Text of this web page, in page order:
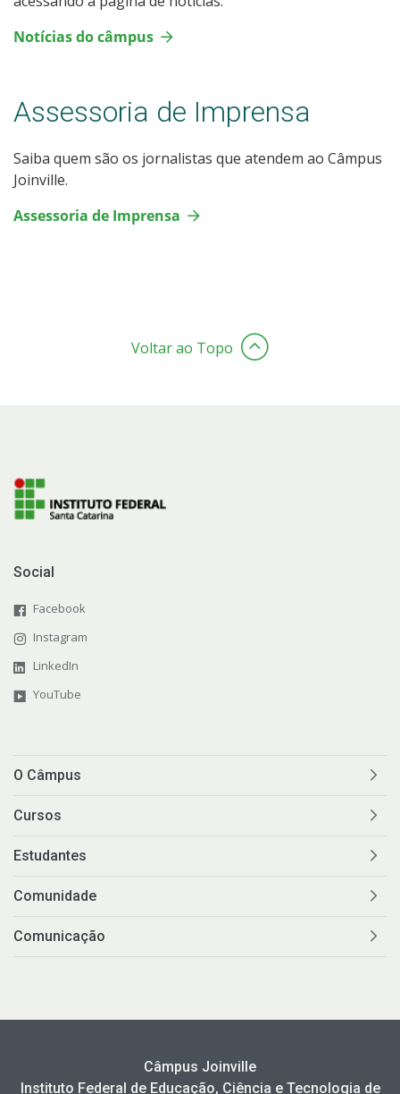
Notícias do câmpus
Assessoria de Imprensa
Saiba quem são os jornalistas que atendem ao Câmpus
Joinville.
Assessoria de Imprensa
Voltar ao Topo
Social
Facebook
Instagram
LinkedIn
YouTube
O Câmpus
Cursos
Estudantes
Comunidade
Comunicação
Câmpus Joinville
Instituto Federal de Educação, Ciência e Tecnologia de